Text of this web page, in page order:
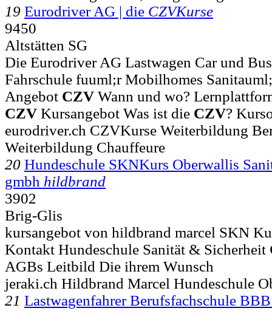
19 Eurodriver AG | die CZVKurse
9450
Altstätten SG
Die Eurodriver AG Lastwagen Car und
Fahrschule fuuml;r Mobilhomes
Angebot CZV Wann und wo?
CZV Kursangebot Was ist die CZV?
eurodriver.ch CZVKurse Weiterbildung
Weiterbildung Chauffeure
20 Hundeschule SKNKurs Oberwallis
gmbh hildbrand
3902
Brig-Glis
kursangebot von hildbrand marcel SKN
Kontakt Hundeschule Sanität & Sicherheit
AGBs Leitbild Die ihrem Wunsch
jeraki.ch Hildbrand Marcel Hundeschule
21 Lastwagenfahrer Berufsfachschule